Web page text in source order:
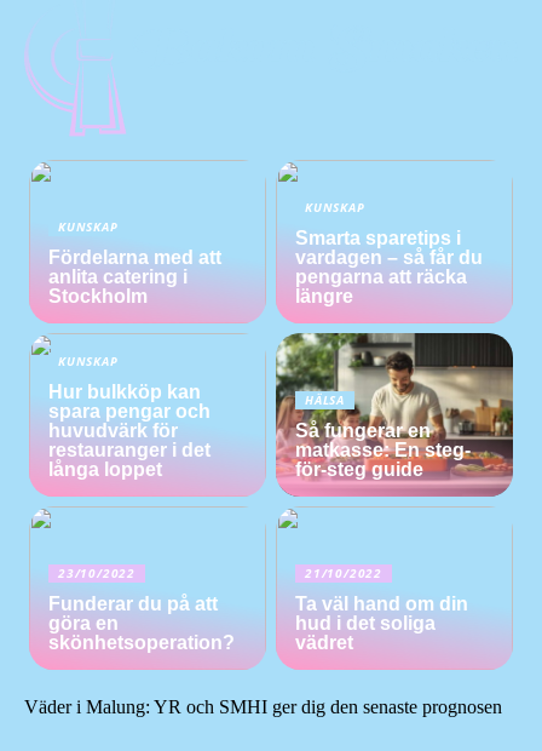
KUNSKAP
Fördelarna med att
anlita catering i
Stockholm
KUNSKAP
Smarta sparetips i
vardagen – så får du
pengarna att räcka
längre
KUNSKAP
Hur bulkköp kan
spara pengar och
huvudvärk för
restauranger i det
långa loppet
HÄLSA
Så fungerar en
matkasse: En steg-
för-steg guide
23/10/2022
Funderar du på att
göra en
skönhetsoperation?
21/10/2022
Ta väl hand om din
hud i det soliga
vädret
Väder i Malung: YR och SMHI ger dig den senaste prognosen